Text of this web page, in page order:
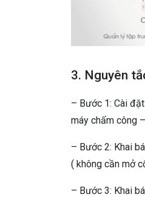
3. Nguyên
– Bước 1: Cài
máy chấm công
– Bước 2: Khai
( không cần mở
– Bước 3: Khai